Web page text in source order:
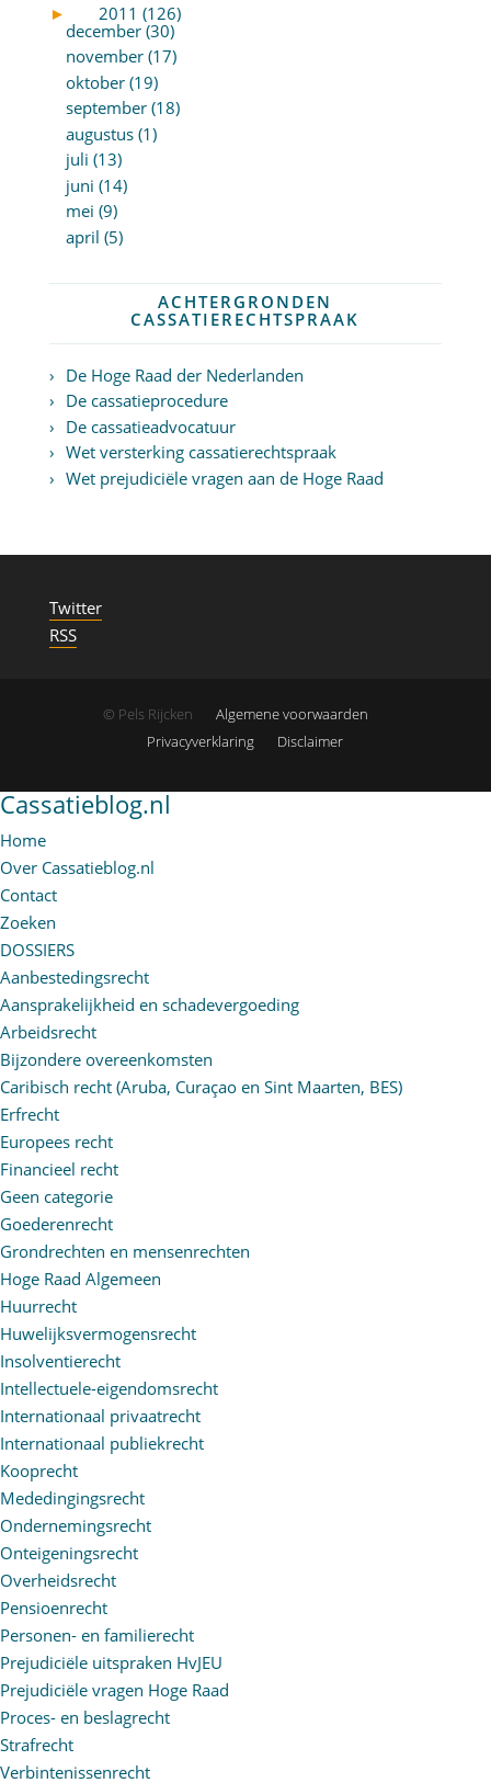
►
2011 (126)
december (30)
november (17)
oktober (19)
september (18)
augustus (1)
juli (13)
juni (14)
mei (9)
april (5)
ACHTERGRONDEN
CASSATIERECHTSPRAAK
De Hoge Raad der Nederlanden
De cassatieprocedure
De cassatieadvocatuur
Wet versterking cassatierechtspraak
Wet prejudiciële vragen aan de Hoge Raad
Twitter
RSS
© Pels Rijcken
Algemene voorwaarden
Privacyverklaring
Disclaimer
Cassatieblog.nl
Home
Over Cassatieblog.nl
Contact
Zoeken
DOSSIERS
Aanbestedingsrecht
Aansprakelijkheid en schadevergoeding
Arbeidsrecht
Bijzondere overeenkomsten
Caribisch recht (Aruba, Curaçao en Sint Maarten, BES)
Erfrecht
Europees recht
Financieel recht
Geen categorie
Goederenrecht
Grondrechten en mensenrechten
Hoge Raad Algemeen
Huurrecht
Huwelijksvermogensrecht
Insolventierecht
Intellectuele-eigendomsrecht
Internationaal privaatrecht
Internationaal publiekrecht
Kooprecht
Mededingingsrecht
Ondernemingsrecht
Onteigeningsrecht
Overheidsrecht
Pensioenrecht
Personen- en familierecht
Prejudiciële uitspraken HvJEU
Prejudiciële vragen Hoge Raad
Proces- en beslagrecht
Strafrecht
Verbintenissenrecht